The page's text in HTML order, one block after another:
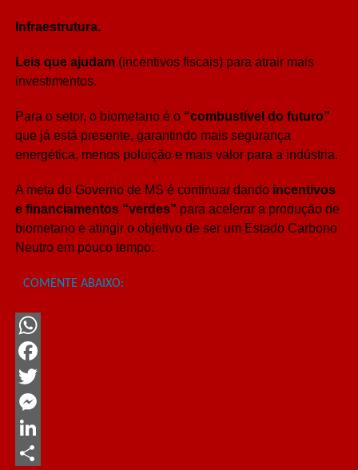
Infraestrutura.
Leis que ajudam(incentivos fiscais) para atrair mais
investimentos.
Para o setor, o biometano é o “combustível do futuro”
que já está presente, garantindo mais segurança
energética, menos poluição e mais valor para a indústria.
A meta do Governo de MS é continuar dando incentivos
e financiamentos “verdes” para acelerar a produção de
biometano e atingir o objetivo de ser um Estado Carbono
Neutro em pouco tempo.
COMENTE ABAIXO:
WhatsApp
Facebook
Twitter
Messenger
LinkedIn